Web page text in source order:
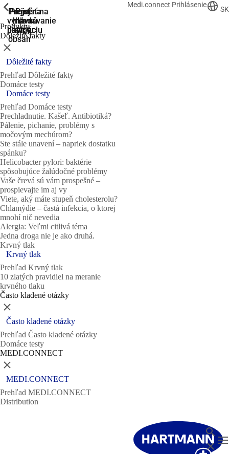
Prejsť na
vyhľadávanie
Prejsť na
hlavnú
navigáciu
Prejsť na
hlavnú
navigáciu
Prejsť
na
hlavný
obsah
Prejsť
na
pätičku
Medi.connect Prihlásenie
SK
Produkty
Dôležité fakty
ShowPrevious
Zatvoriť
Dôležité fakty
Prehľad Dôležité fakty
Domáce testy
ShowPrevious
Domáce testy
Prehľad Domáce testy
Prechladnutie. Kašeľ. Antibiotiká?
Pálenie, pichanie, problémy s
močovým mechúrom?
Ste stále unavení – napriek dostatku
spánku?
Helicobacter pylori: baktérie
spôsobujúce žalúdočné problémy
Vaše črevá sú vám prospešné –
prospievajte im aj vy
Viete, aký máte stupeň cholesterolu?
Chlamýdie – častá infekcia, o ktorej
mnohí nič nevedia
Alergia: Veľmi citlivá téma
Jedna droga nie je ako druhá.
Krvný tlak
ShowPrevious
Krvný tlak
Prehľad Krvný tlak
10 zlatých pravidiel na meranie
krvného tlaku
Často kladené otázky
ShowPrevious
Zatvoriť
Často kladené otázky
Prehľad Často kladené otázky
Domáce testy
MEDI.CONNECT
ShowPrevious
Zatvoriť
MEDI.CONNECT
Prehľad MEDI.CONNECT
Distribution